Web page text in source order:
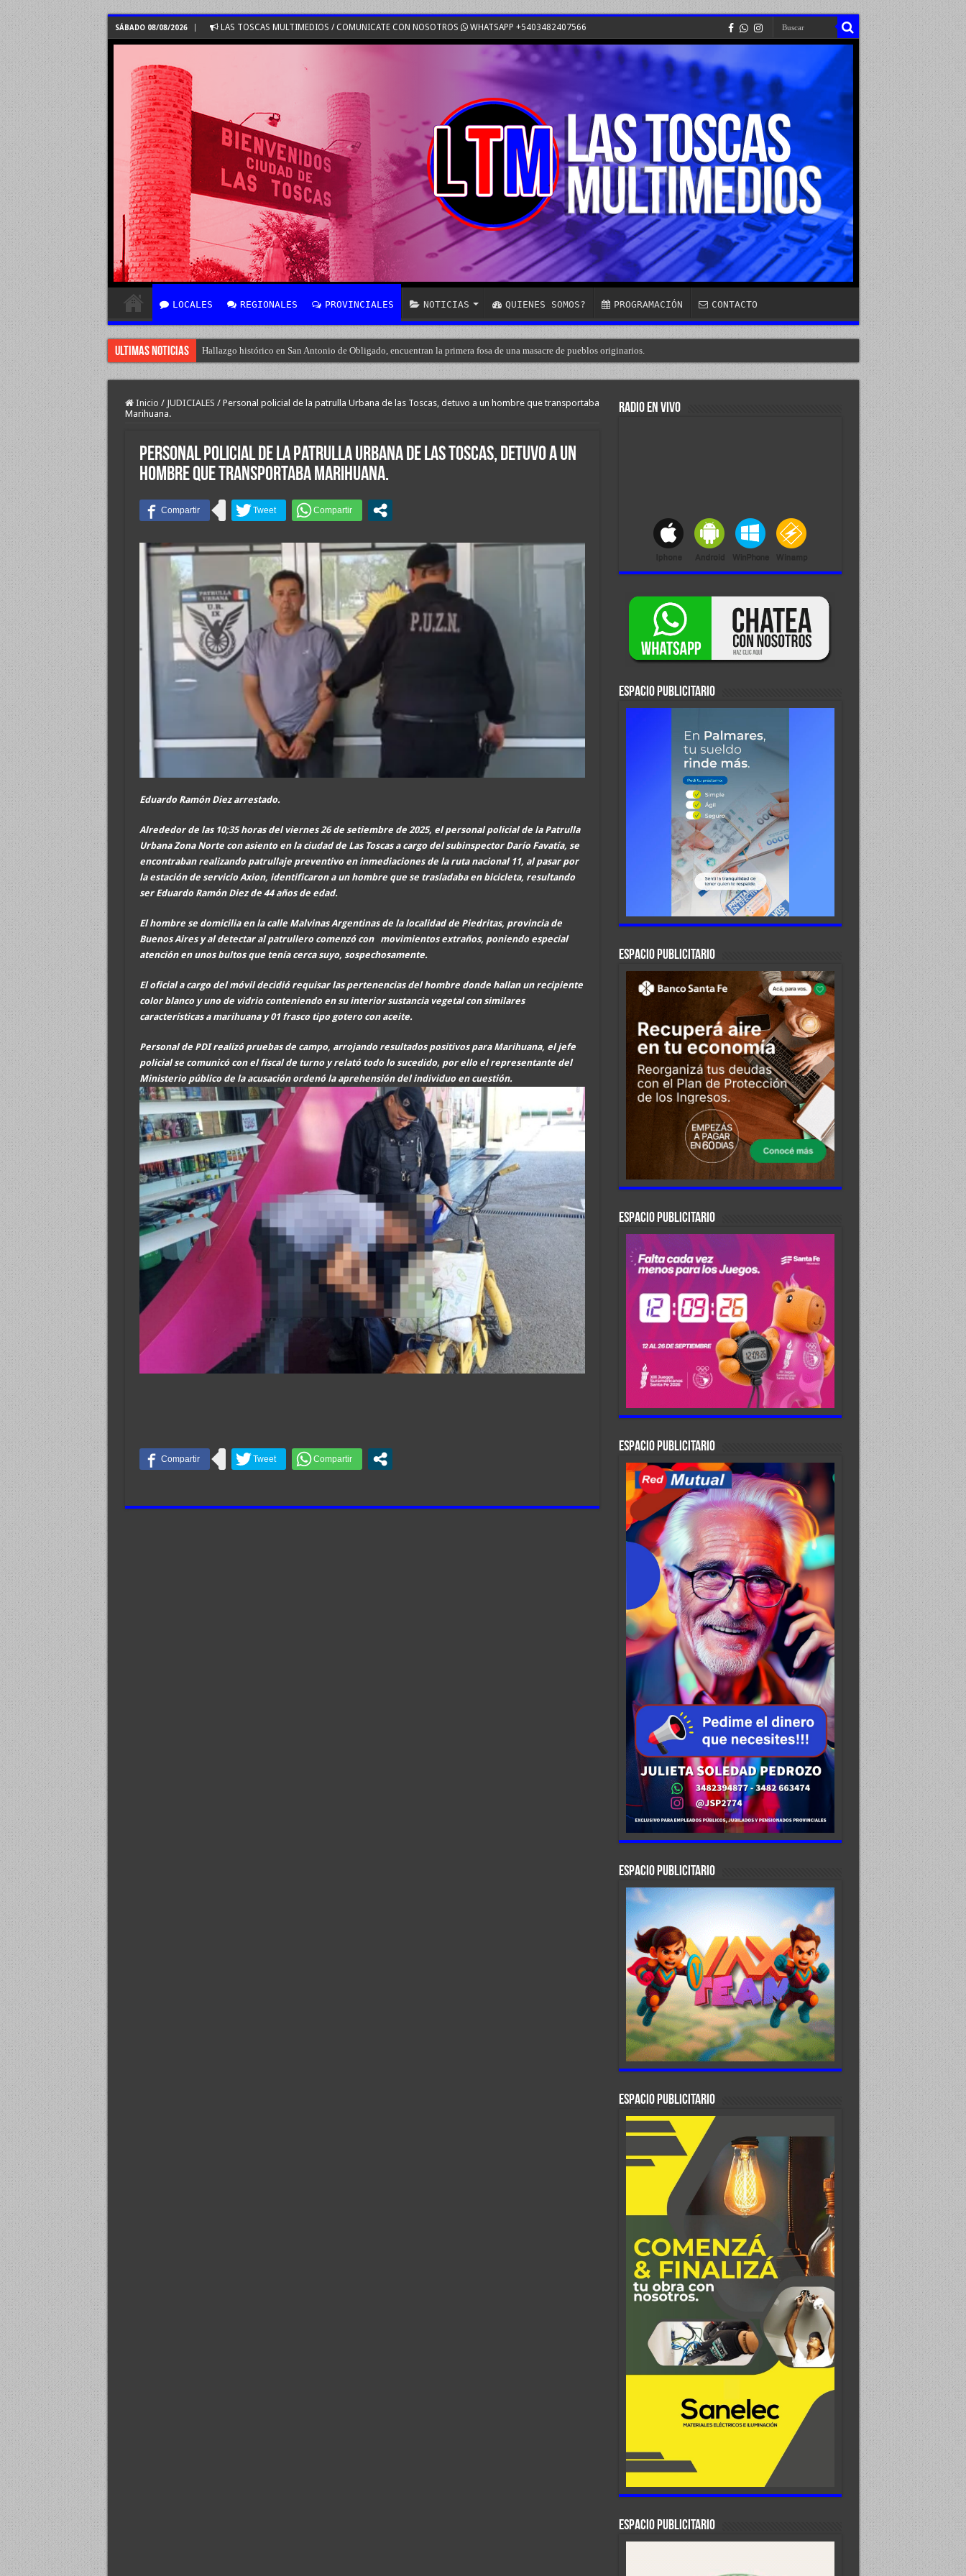
SÁBADO 08/08/2026 LAS TOSCAS MULTIMEDIOS / COMUNICATE CON NOSOTROS WHATSAPP +5403482407566
LOCALES REGIONALES PROVINCIALES NOTICIAS QUIENES SOMOS? PROGRAMACIÓN CONTACTO
Ultimas Noticias Hallazgo histórico en San Antonio de Obligado, encuentran la primera fosa de una masacre de pueblos originarios.
Inicio / JUDICIALES / Personal policial de la patrulla Urbana de las Toscas, detuvo a un hombre que transportaba
Marihuana.
Personal policial de la patrulla Urbana de las Toscas, detuvo a un
hombre que transportaba Marihuana.
Eduardo Ramón Diez arrestado.
Alrededor de las 10;35 horas del viernes 26 de setiembre de 2025, el personal policial de la Patrulla
Urbana Zona Norte con asiento en la ciudad de Las Toscas a cargo del subinspector Darío Favatía, se
encontraban realizando patrullaje preventivo en inmediaciones de la ruta nacional 11, al pasar por
la estación de servicio Axion, identificaron a un hombre que se trasladaba en bicicleta, resultando
ser Eduardo Ramón Diez de 44 años de edad.
El hombre se domicilia en la calle Malvinas Argentinas de la localidad de Piedritas, provincia de
Buenos Aires y al detectar al patrullero comenzó con movimientos extraños, poniendo especial
atención en unos bultos que tenía cerca suyo, sospechosamente.
El oficial a cargo del móvil decidió requisar las pertenencias del hombre donde hallan un recipiente
color blanco y uno de vidrio conteniendo en su interior sustancia vegetal con similares
características a marihuana y 01 frasco tipo gotero con aceite.
Personal de PDI realizó pruebas de campo, arrojando resultados positivos para Marihuana, el jefe
policial se comunicó con el fiscal de turno y relató todo lo sucedido, por ello el representante del
Ministerio público de la acusación ordenó la aprehensión del individuo en cuestión.
RADIO EN VIVO
ESPACIO PUBLICITARIO
ESPACIO PUBLICITARIO
ESPACIO PUBLICITARIO
ESPACIO PUBLICITARIO
ESPACIO PUBLICITARIO
ESPACIO PUBLICITARIO
ESPACIO PUBLICITARIO